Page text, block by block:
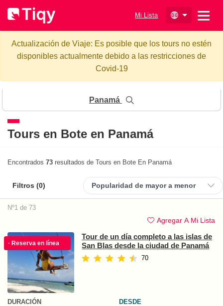
Mi Lista
Actualización de Viaje: Es posible que los tours no estén
disponibles actualmente debido a las restricciones de
Covid-19
Tours en Bote en Panamá
Panamá
Encontrados 73 resultados de Tours en Bote En Panamá
Nº1 de 73
Agregar A Mi Lista
· Reserva en línea
Tour de un día completo a las islas de
San Blas desde la ciudad de Panamá
70
DURACIÓN
DESDE
Filtros (0)